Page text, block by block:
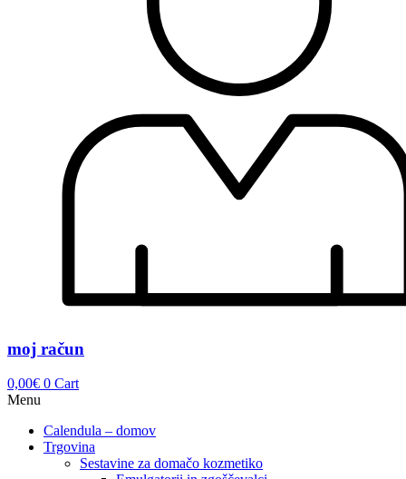
moj račun
0,00€ 0 Cart
Menu
Calendula – domov
Trgovina
Sestavine za domačo kozmetiko